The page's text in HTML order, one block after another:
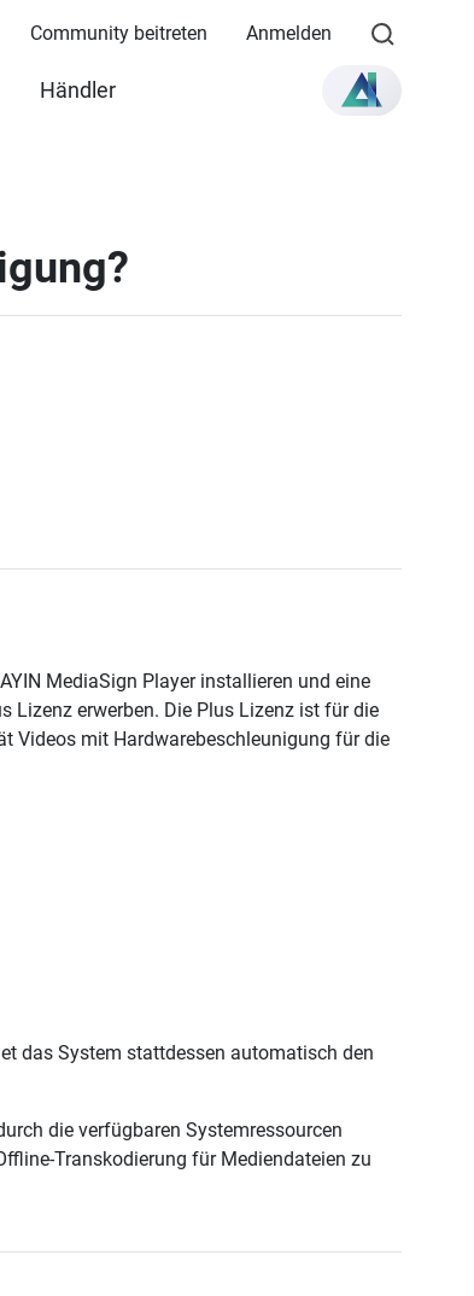
Community beitreten Anmelden
Händler
MediaSign Player installieren und eine
Lizenz erwerben. Die Plus Lizenz ist für die
Videos mit Hardwarebeschleunigung für die
das System stattdessen automatisch den
die verfügbaren Systemressourcen
Transkodierung für Mediendateien zu